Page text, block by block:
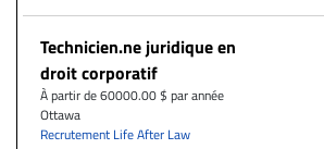
Technicien.ne juridique en
droit corporatif
À partir de 60000.00 $ par année
Ottawa
Recrutement Life After Law